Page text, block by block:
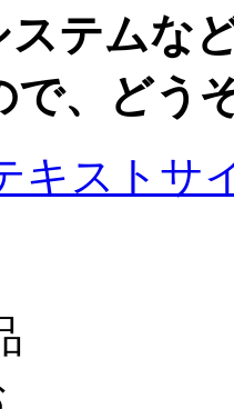
ステムな
で、どう
キストサ